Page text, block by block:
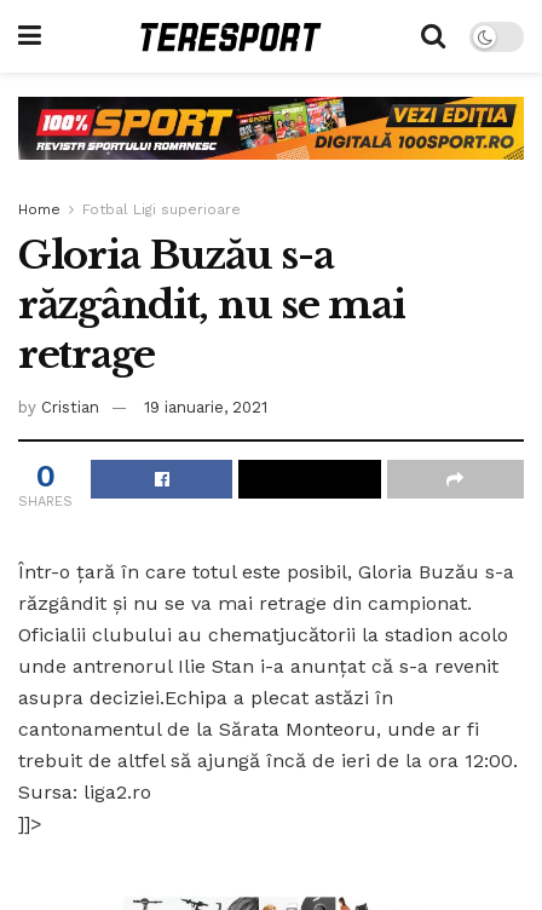
Home Fotbal Ligi superioare
Gloria Buzău s-a
răzgândit, nu se mai
retrage
by Cristian 19 ianuarie, 2021
0
SHARES
Într-o țară în care totul este posibil, Gloria Buzău s-a
răzgândit și nu se va mai retrage din campionat.
Oficialii clubului au chematjucătorii la stadion acolo
unde antrenorul Ilie Stan i-a anunțat că s-a revenit
asupra deciziei.Echipa a plecat astăzi în
cantonamentul de la Sărata Monteoru, unde ar fi
trebuit de altfel să ajungă încă de ieri de la ora 12:00.
Sursa: liga2.ro
]]>